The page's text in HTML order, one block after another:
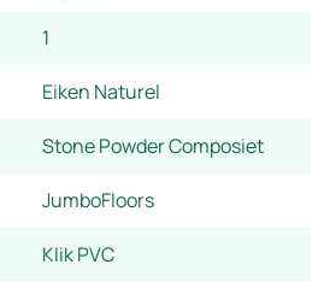
1
Eiken Naturel
Stone Powder Composiet
JumboFloors
Klik PVC